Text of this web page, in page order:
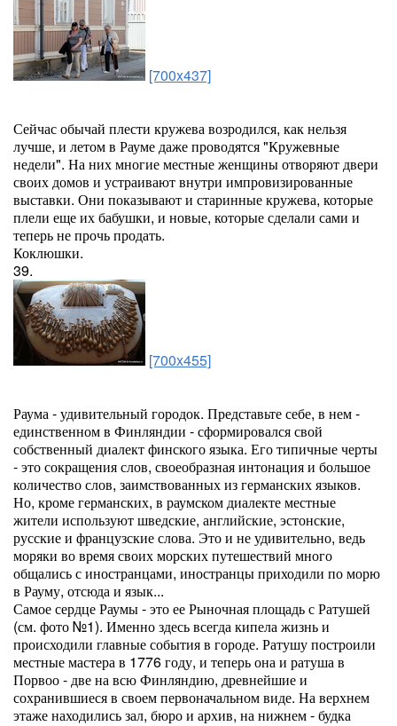
[700x437]
Сейчас обычай плести кружева возродился, как нельзя
лучше, и летом в Рауме даже проводятся "Кружевные
недели". На них многие местные женщины отворяют двери
своих домов и устраивают внутри импровизированные
выставки. Они показывают и старинные кружева, которые
плели еще их бабушки, и новые, которые сделали сами и
теперь не прочь продать.
Коклюшки.
39.
[700x455]
Раума - удивительный городок. Представьте себе, в нем -
единственном в Финляндии - сформировался свой
собственный диалект финского языка. Его типичные черты
- это сокращения слов, своеобразная интонация и большое
количество слов, заимствованных из германских языков.
Но, кроме германских, в раумском диалекте местные
жители используют шведские, английские, эстонские,
русские и французские слова. Это и не удивительно, ведь
моряки во время своих морских путешествий много
общались с иностранцами, иностранцы приходили по морю
в Рауму, отсюда и язык...
Самое сердце Раумы - это ее Рыночная площадь с Ратушей
(см. фото №1). Именно здесь всегда кипела жизнь и
происходили главные события в городе. Ратушу построили
местные мастера в 1776 году, и теперь она и ратуша в
Порвоо - две на всю Финляндию, древнейшие и
сохранившиеся в своем первоначальном виде. На верхнем
этаже находились зал, бюро и архив, на нижнем - будка